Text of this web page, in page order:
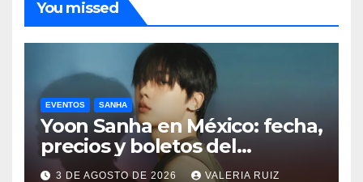
You missed
EVENTOS SANHA
Yoon Sanha en México: fecha,
precios y boletos del
FANCON
3 DE AGOSTO DE 2026 VALERIA RUIZ